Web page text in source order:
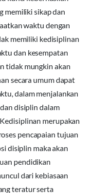
memiliki sikap dan
waktu dengan
memiliki kedisiplinan
dan kesempatan
tidak mungkin akan
secara umum dapat
dalam menjalankan
disiplin dalam
merupakan
pencapaian tujuan
disiplin maka akan
pendidikan
dari kebiasaan
teratur serta